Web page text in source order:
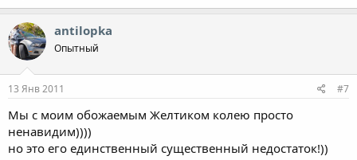
antilopka
Опытный
13 Янв 2011 #7
Мы с моим обожаемым Желтиком колею просто
ненавидим))))
но это его единственный существенный недостаток!))